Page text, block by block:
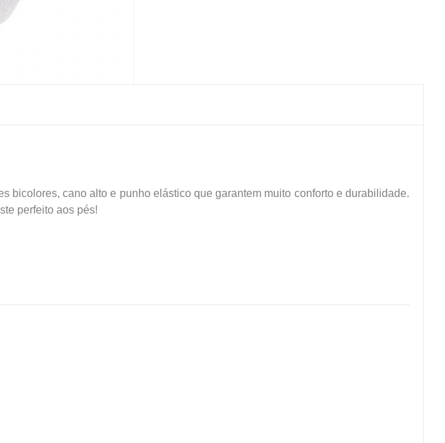
bicolores, cano alto e punho elástico que garantem muito conforto e durabilidade.
perfeito aos pés!